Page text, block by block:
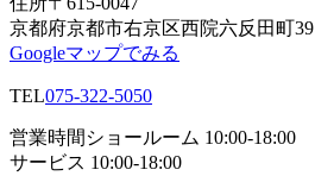
京都府京都市右京区西院六反田町39
Googleマップでみる
TEL075-322-5050
営業時間 ショールーム 10:00-18:00
サービス 10:00-18:00